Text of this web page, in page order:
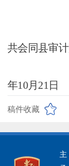
共会同县审
年10月 21 日
稿件收藏